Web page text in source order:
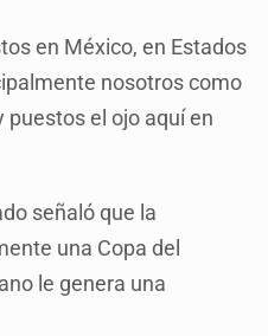
en México, en Estados
nosotros como
puestos el ojo aquí en
señaló que la
una Copa del
le genera una